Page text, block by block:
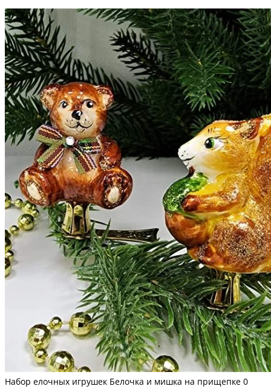
Набор елочных игрушек Белочка и мишка на прищепке 0